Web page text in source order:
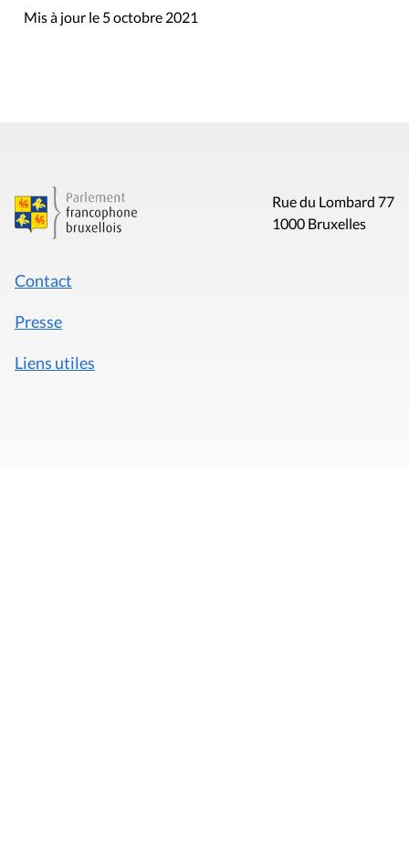
Mis à jour le 5 octobre 2021
Rue du Lombard 77
1000 Bruxelles
Contact
Presse
Liens utiles